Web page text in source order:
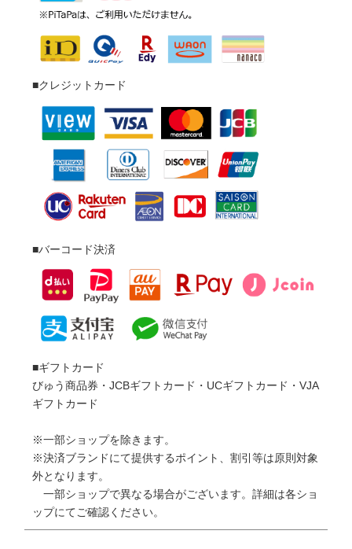
■ギフトカード
びゅう商品券・JCBギフトカード・UCギフトカード・VJA
ギフトカード
※一部ショップを除きます。
※決済ブランドにて提供するポイント、割引等は原則対象
外となります。
一部ショップで異なる場合がございます。詳細は各ショ
ップにてご確認ください。